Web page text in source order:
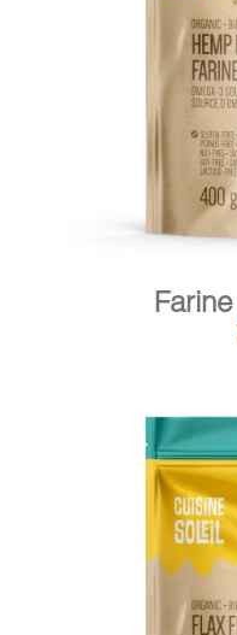
AJOUTER AU
AJOUTER AU